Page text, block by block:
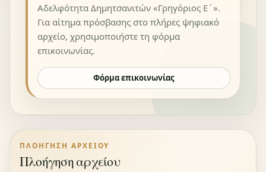
Αδελφότητα Δημητσανιτών «Γρηγόριος Ε΄».
Για αίτημα πρόσβασης στο πλήρες ψηφιακό
αρχείο, χρησιμοποιήστε τη φόρμα
επικοινωνίας.
Φόρμα επικοινωνίας
ΠΛΟΉΓΗΣΗ ΑΡΧΕΊΟΥ
Πλοήγηση αρχείου